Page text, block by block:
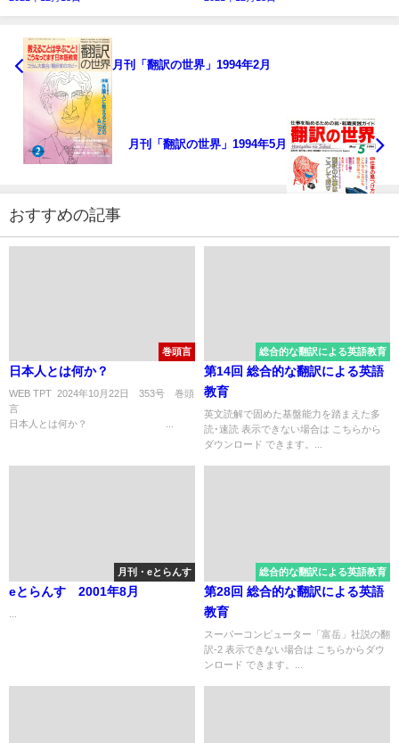
月刊「翻訳の世界」1994年2月
月刊「翻訳の世界」1994年5月
おすすめの記事
巻頭言
日本人とは何か？
WEB TPT 2024年10月22日 353号 巻頭
言
日本人とは何か？ ...
総合的な翻訳による英語教育
第14回 総合的な翻訳による英語
教育
英文読解で固めた基盤能力を踏まえた多
読･速読 表示できない場合は こちらから
ダウンロード できます。...
月刊・eとらんす
eとらんす 2001年8月
総合的な翻訳による英語教育
第28回 総合的な翻訳による英語
教育
スーパーコンピューター「富岳」社説の翻
訳-2 表示できない場合は こちらからダウ
ンロード できます。...